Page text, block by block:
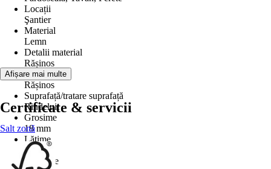
Locații
Şantier
Material
Lemn
Detalii material
Rășinos
Tip de lemn
Rășinos
Suprafață/tratare suprafață
Rindeluit
Grosime
18 mm
Lăţime
70 mm
Lungime
Afișare mai multe
Certificate & servicii
Salt zonă